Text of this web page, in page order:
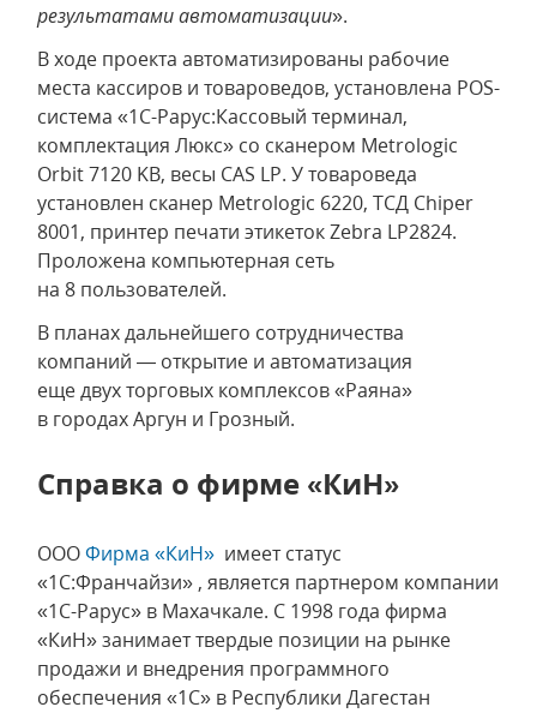
результатами автоматизации».
В ходе проекта автоматизированы рабочие
места кассиров и товароведов, установлена POS-
система «1С-Рарус:Кассовый терминал,
комплектация Люкс» со сканером Metrologic
Orbit 7120 KB, весы CAS LP. У товароведа
установлен сканер Metrologic 6220, ТСД Chiper
8001, принтер печати этикеток Zebra LP2824.
Проложена компьютерная сеть
на 8 пользователей.
В планах дальнейшего сотрудничества
компаний — открытие и автоматизация
еще двух торговых комплексов «Раяна»
в городах Аргун и Грозный.
Справка о фирме «КиН»
ОООФирма «КиН» имеет статус
«1С:Франчайзи» , является партнером компании
«1С-Рарус» в Махачкале. С 1998 года фирма
«КиН» занимает твердые позиции на рынке
продажи и внедрения программного
обеспечения «1С» в Республики Дагестан